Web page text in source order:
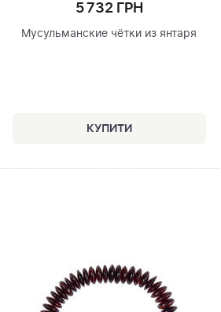
5 732 ГРН
Мусульманские чётки из янтаря